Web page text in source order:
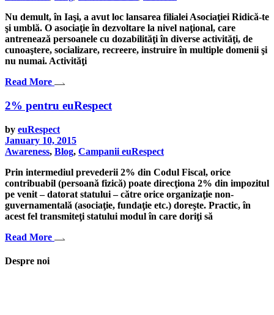
Nu demult, în Iaşi, a avut loc lansarea filialei Asociaţiei Ridică-te
şi umblă. O asociaţie în dezvoltare la nivel naţional, care
antrenează persoanele cu dozabilităţi în diverse activităţi, de
cunoaştere, socializare, recreere, instruire în multiple domenii şi
nu numai. Activităţi
Read More
2% pentru euRespect
by euRespect
January 10, 2015
Awareness, Blog, Campanii euRespect
Prin intermediul prevederii 2% din Codul Fiscal, orice
contribuabil (persoană fizică) poate direcţiona 2% din impozitul
pe venit – datorat statului – către orice organizaţie non-
guvernamentală (asociaţie, fundaţie etc.) doreşte. Practic, în
acest fel transmiteţi statului modul în care doriţi să
Read More
Despre noi